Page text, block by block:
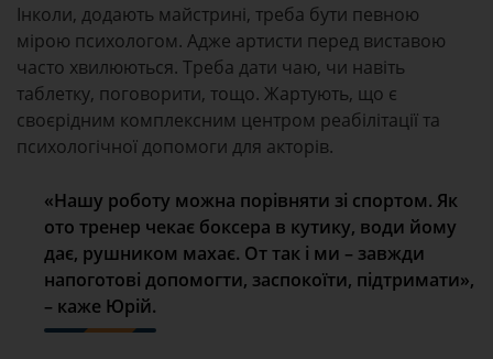
Інколи, додають майстрині, треба бути певною
мірою психологом. Адже артисти перед виставою
часто хвилюються. Треба дати чаю, чи навіть
таблетку, поговорити, тощо. Жартують, що є
своєрідним комплексним центром реабілітації та
психологічної допомоги для акторів.
«Нашу роботу можна порівняти зі спортом. Як
ото тренер чекає боксера в кутику, води йому
дає, рушником махає. От так і ми – завжди
напоготові допомогти, заспокоїти, підтримати»,
– каже Юрій.